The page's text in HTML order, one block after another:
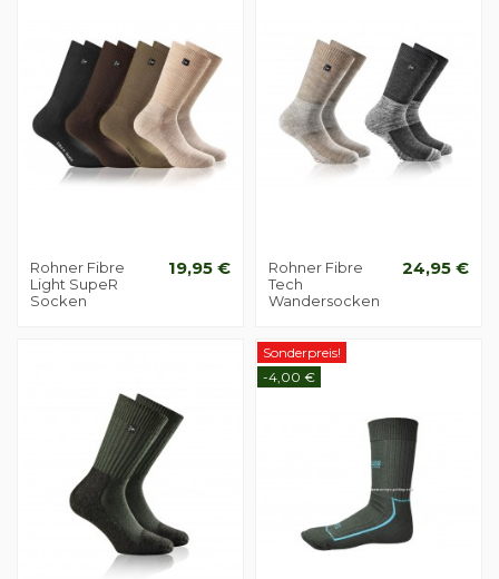
Rohner Fibre
Light SupeR
Socken
19,95 €
Rohner Fibre
Tech
Wandersocken
24,95 €
Sonderpreis!
-4,00 €